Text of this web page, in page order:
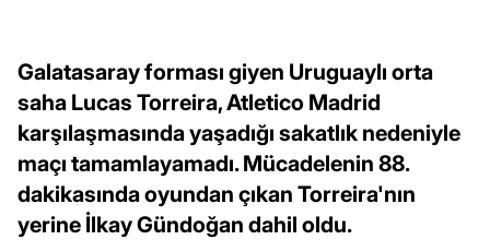
Galatasaray forması giyen Uruguaylı orta
saha Lucas Torreira, Atletico Madrid
karşılaşmasında yaşadığı sakatlık nedeniyle
maçı tamamlayamadı. Mücadelenin 88.
dakikasında oyundan çıkan Torreira'nın
yerine İlkay Gündoğan dahil oldu.